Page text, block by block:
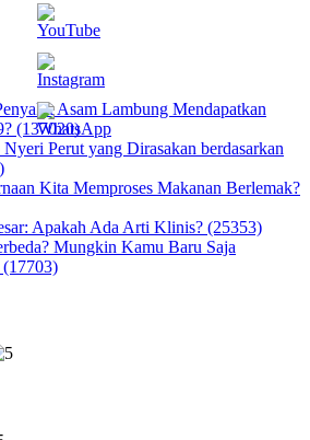
Asam Lambung Mendapatkan
(137020)
Perut yang Dirasakan berdasarkan
Kita Memproses Makanan Berlemak?
Apakah Ada Arti Klinis? (25353)
Mungkin Kamu Baru Saja